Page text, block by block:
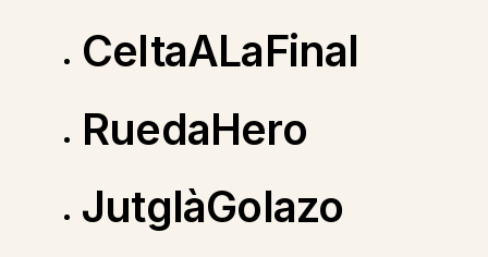
CeltaALaFinal
RuedaHero
JutglàGolazo